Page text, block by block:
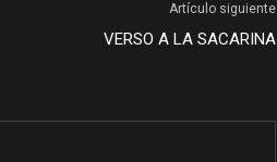
Artículo siguiente
VERSO A LA SACARINA